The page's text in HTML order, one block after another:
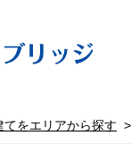
てをエリアから探す